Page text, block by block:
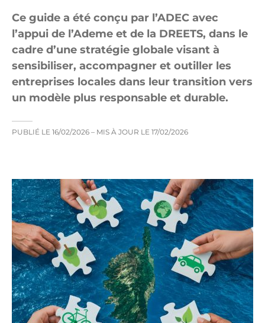
Ce guide a été conçu par l’ADEC avec
l’appui de l’Ademe et de la DREETS, dans le
cadre d’une stratégie globale visant à
sensibiliser, accompagner et outiller les
entreprises locales dans leur transition vers
un modèle plus responsable et durable.
PUBLIÉ LE 16/02/2026 – MIS À JOUR LE 17/02/2026